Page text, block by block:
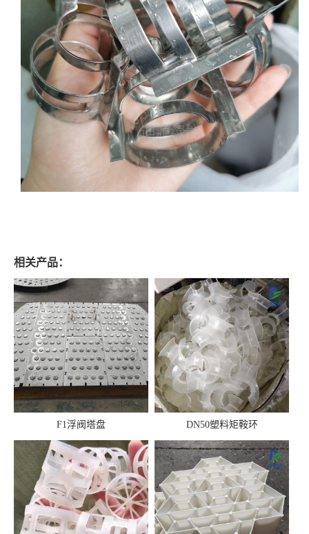
相关产品：
F1浮阀塔盘 DN50塑料矩鞍环